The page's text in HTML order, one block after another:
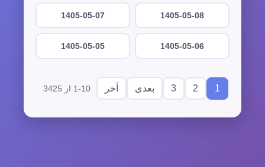
1405-05-08
1405-05-07
1405-05-06
1405-05-05
1
2
3 بعدی آخر 1-10 از 3425